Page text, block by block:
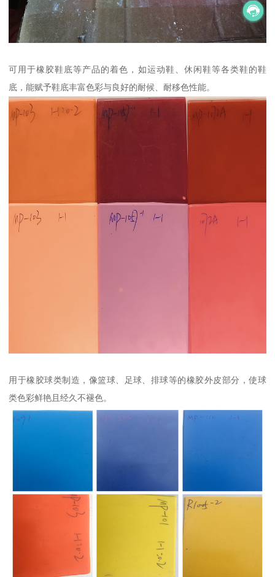
可用于橡胶鞋底等产品的着色，如运动鞋、休闲鞋等各类鞋的鞋
底，能赋予鞋底丰富色彩与良好的耐候、耐移色性能。
用于橡胶球类制造，像篮球、足球、排球等的橡胶外皮部分，使球
类色彩鲜艳且经久不褪色。